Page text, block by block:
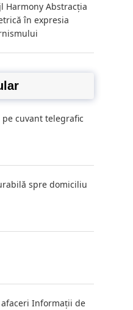
Harmony Abstracția
în expresia
cuvant telegrafic
spre domiciliu
Informații de